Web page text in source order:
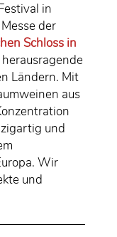
in
der
Schloss in
Ländern. Mit
aus
und
Wir
und